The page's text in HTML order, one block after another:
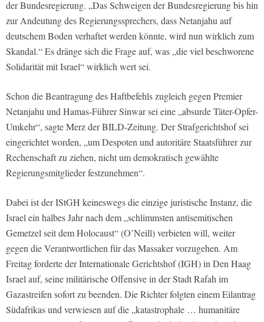
der Bundesregierung. „Das Schweigen der Bundesregierung bis hin
zur Andeutung des Regierungssprechers, dass Netanjahu auf
deutschem Boden verhaftet werden könnte, wird nun wirklich zum
Skandal.“ Es dränge sich die Frage auf, was „die viel beschworene
Solidarität mit Israel“ wirklich wert sei.
Schon die Beantragung des Haftbefehls zugleich gegen Premier
Netanjahu und Hamas-Führer Sinwar sei eine „absurde Täter-Opfer-
Umkehr“, sagte Merz der BILD-Zeitung. Der Strafgerichtshof sei
eingerichtet worden, „um Despoten und autoritäre Staatsführer zur
Rechenschaft zu ziehen, nicht um demokratisch gewählte
Regierungsmitglieder festzunehmen“.
Dabei ist der IStGH keineswegs die einzige juristische Instanz, die
Israel ein halbes Jahr nach dem „schlimmsten antisemitischen
Gemetzel seit dem Holocaust“ (O’Neill) verbieten will, weiter
gegen die Verantwortlichen für das Massaker vorzugehen. Am
Freitag forderte der Internationale Gerichtshof (IGH) in Den Haag
Israel auf, seine militärische Offensive in der Stadt Rafah im
Gazastreifen sofort zu beenden. Die Richter folgten einem Eilantrag
Südafrikas und verwiesen auf die „katastrophale … humanitäre